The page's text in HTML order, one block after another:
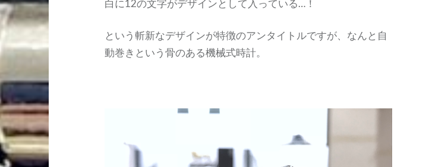
白に12の文字がデザインとして入っている…！
という斬新なデザインが特徴のアンタイトルですが、なんと自
動巻きという骨のある機械式時計。